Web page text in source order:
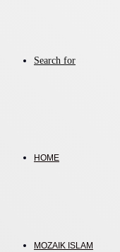
Search for
HOME
MOZAIK ISLAM